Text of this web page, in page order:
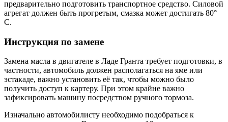
предварительно подготовить транспортное средство. Силовой
агрегат должен быть прогретым, смазка может достигать 80°
С.
Инструкция по замене
Замена масла в двигателе в Ладе Гранта требует подготовки, в
частности, автомобиль должен располагаться на яме или
эстакаде, важно установить её так, чтобы можно было
получить доступ к картеру. При этом крайне важно
зафиксировать машину посредством ручного тормоза.
Изначально автомобилисту необходимо подобраться к